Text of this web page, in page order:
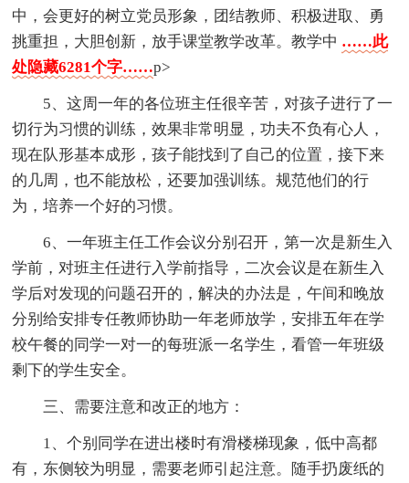
中，会更好的树立党员形象，团结教师、积极进取、勇
挑重担，大胆创新，放手课堂教学改革。教学中 ……此
处隐藏6281个字……p>
5、这周一年的各位班主任很辛苦，对孩子进行了一
切行为习惯的训练，效果非常明显，功夫不负有心人，
现在队形基本成形，孩子能找到了自己的位置，接下来
的几周，也不能放松，还要加强训练。规范他们的行
为，培养一个好的习惯。
6、一年班主任工作会议分别召开，第一次是新生入
学前，对班主任进行入学前指导，二次会议是在新生入
学后对发现的问题召开的，解决的办法是，午间和晚放
分别给安排专任教师协助一年老师放学，安排五年在学
校午餐的同学一对一的每班派一名学生，看管一年班级
剩下的学生安全。
三、需要注意和改正的地方：
1、个别同学在进出楼时有滑楼梯现象，低中高都
有，东侧较为明显，需要老师引起注意。随手扔废纸的